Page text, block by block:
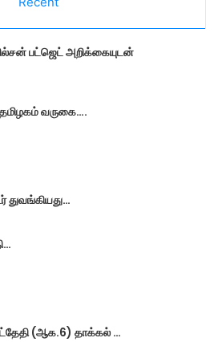
பட்ஜெட் அறிக்கையுடன்
வருகை….
துவங்கியது…
(ஆக.6) தாக்​கல் …